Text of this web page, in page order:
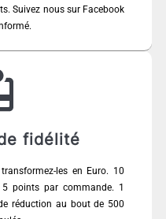
Suivez nous sur Facebook
fidélité
les en Euro. 10
points par commande. 1
réduction au bout de 500